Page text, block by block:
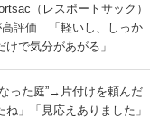
（レスポートサック）
高評価 「軽いし、しっか
で気分があがる」
った庭”→片付けを頼んだ
」「見応えありました」